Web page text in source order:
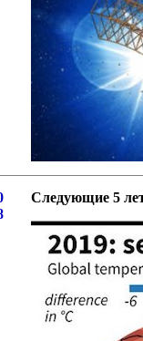
Следующие 5